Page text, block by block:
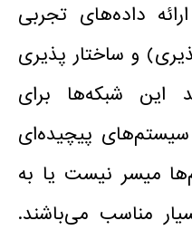
داده‌های تجربی
و ساختار پذیری
این شبکه‌ها برای
پیچیده‌ای
میسر نیست یا به
مناسب می‌باشند.